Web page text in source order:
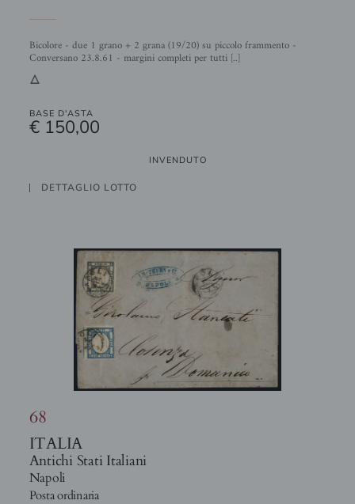
Bicolore - due 1 grano + 2 grana (19/20) su piccolo frammento -
Conversano 23.8.61 - margini completi per tutti [..]
3
BASE D'ASTA
€ 150,00
INVENDUTO
DETTAGLIO LOTTO
68
ITALIA
Antichi Stati Italiani
Napoli
Posta ordinaria